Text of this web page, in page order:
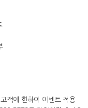
객에 한하여 이벤트 적용